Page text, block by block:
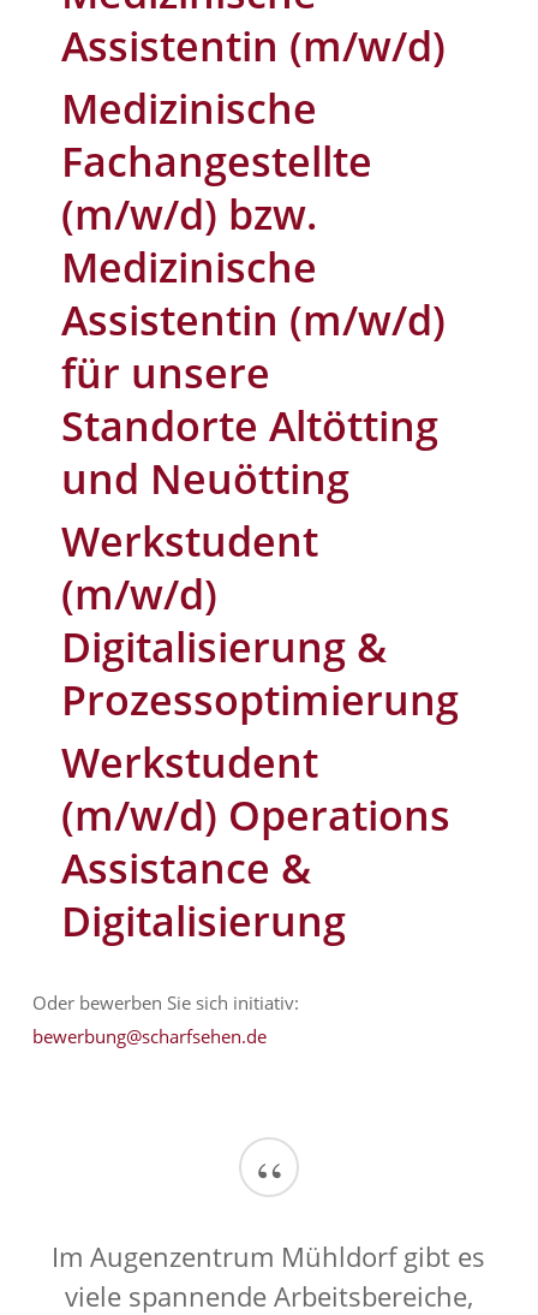
Assistentin (m/w/d)
Medizinische
Fachangestellte
(m/w/d) bzw.
Medizinische
Assistentin (m/w/d)
für unsere
Standorte Altötting
und Neuötting
Werkstudent
(m/w/d)
Digitalisierung &
Prozessoptimierung
Werkstudent
(m/w/d) Operations
Assistance &
Digitalisierung
Oder bewerben Sie sich initiativ:
bewerbung@scharfsehen.de
“
Im Augenzentrum Mühldorf gibt es
viele spannende Arbeitsbereiche,